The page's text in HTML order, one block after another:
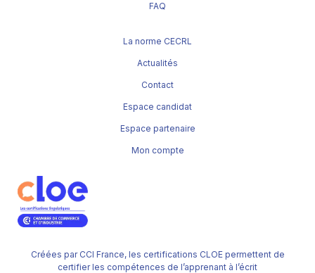
Créées par CCI France, les certifications CLOE permettent de
certifier les compétences de l’apprenant à l’écrit
FAQ
La norme CECRL
Actualités
Contact
Espace candidat
Espace partenaire
Mon compte